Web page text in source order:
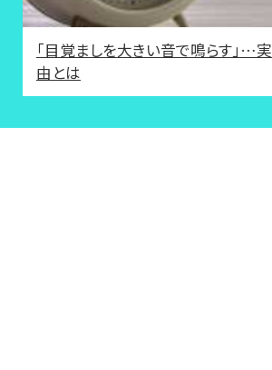
「目覚ましを大きい音で鳴らす」…
由とは